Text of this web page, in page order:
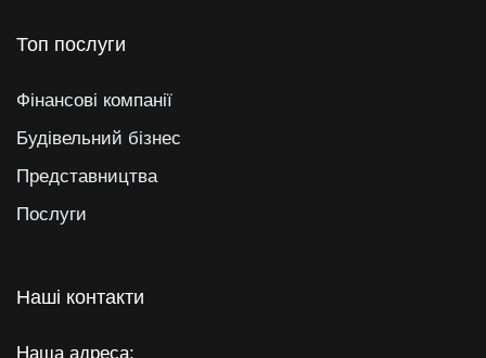
Топ послуги
Фінансові компанії
Будівельний бізнес
Представництва
Послуги
Наші контакти
Наша адреса: